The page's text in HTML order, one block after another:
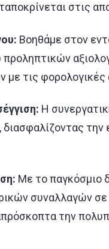
στις
Βοηθάμε στον
με τις φορολογικές
Η
διασφαλίζοντας
Με το παγκόσμιο
συναλλαγών σε
την